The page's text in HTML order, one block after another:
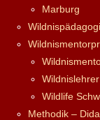
Marburg
Wildnislehrer
Wildlife
Methodik –